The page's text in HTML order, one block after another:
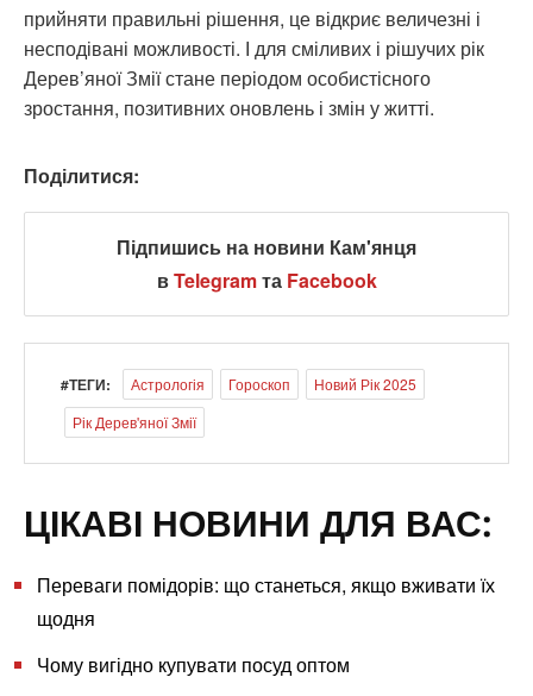
прийняти правильні рішення, це відкриє величезні і
несподівані можливості. І для сміливих і рішучих рік
Дерев’яної Змії стане періодом особистісного
зростання, позитивних оновлень і змін у житті.
Поділитися:
Підпишись на новини Кам'янця
вTelegramта Facebook
#ТЕГИ: Астрологія Гороскоп
Новий Рік 2025
Рік Дерев'яної Змії
ЦІКАВІ НОВИНИ ДЛЯ ВАС:
Переваги помідорів: що станеться, якщо вживати їх
щодня
Чому вигідно купувати посуд оптом